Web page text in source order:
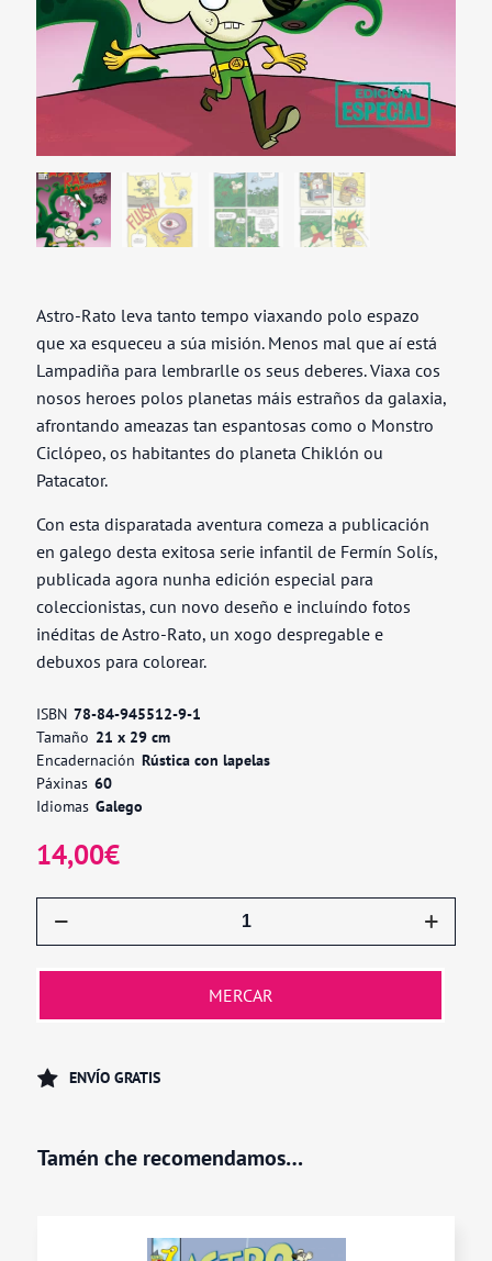
Astro-Rato leva tanto tempo viaxando polo espazo
que xa esqueceu a súa misión. Menos mal que aí está
Lampadiña para lembrarlle os seus deberes. Viaxa cos
nosos heroes polos planetas máis estraños da galaxia,
afrontando ameazas tan espantosas como o Monstro
Ciclópeo, os habitantes do planeta Chiklón ou
Patacator.
Con esta disparatada aventura comeza a publicación
en galego desta exitosa serie infantil de Fermín Solís,
publicada agora nunha edición especial para
coleccionistas, cun novo deseño e incluíndo fotos
inéditas de Astro-Rato, un xogo despregable e
debuxos para colorear.
ISBN 78-84-945512-9-1
Tamaño 21 x 29 cm
Encadernación Rústica con lapelas
Páxinas 60
Idiomas Galego
14,00€
Rato
e
orballa!
MERCAR
ENVÍO GRATIS
Tamén che recomendamos…